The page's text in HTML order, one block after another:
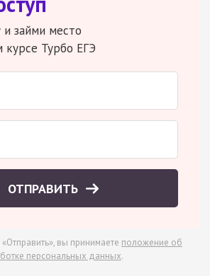
и займи место
курсе Турбо ЕГЭ
ОТПРАВИТЬ
вы принимаете положение об
персональных данных.